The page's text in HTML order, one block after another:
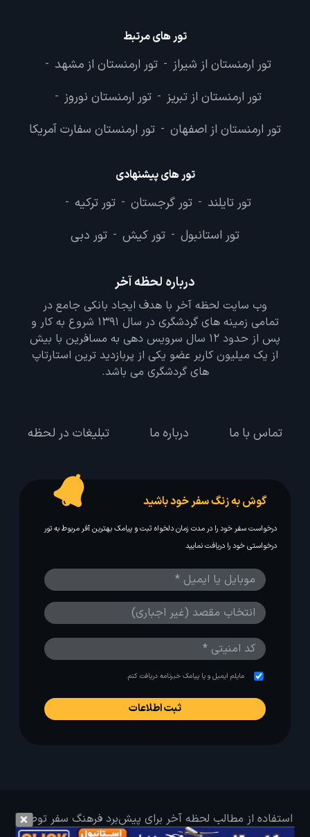
تور های مرتبط
تور ارمنستان از شیراز - تور ارمنستان از مشهد -
تور ارمنستان از تبریز - تور ارمنستان نوروز -
تور ارمنستان از اصفهان - تور ارمنستان سفارت آمریکا
تور های پیشنهادی
تور تایلند - تور گرجستان - تور ترکیه -
تور استانبول - تور کیش - تور دبی
درباره لحظه آخر
وب سایت لحظه آخر با هدف ایجاد بانکی جامع در
تمامی زمینه های گردشگری در سال 1391 شروع به کار و
پس از حدود 12 سال سرویس دهی به مسافرین با بیش
از یک میلیون کاربر عضو یکی از پربازدید ترین استارتاپ
های گردشگری می باشد.
تماس با ما درباره ما تبلیغات در لحظه
گوش به زنگ سفر خود باشید
درخواست سفر خود را در مدت زمان دلخواه ثبت و پیامک بهترین آفر مربوط به تور
درخواستی خود را دریافت نمایید
مایلم ایمیل و یا پیامک خبرنامه دریافت کنم.
استفاده از مطالب لحظه آخر برای پیش‌برد فرهنگ سفر توصیه